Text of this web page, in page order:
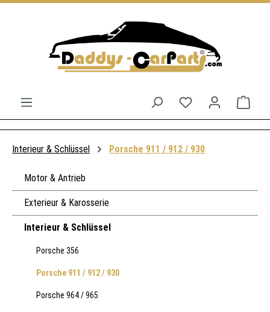
Du hast 0
Interieur & Schlüssel Porsche 911 / 912 / 930
Motor & Antrieb
Exterieur & Karosserie
Interieur & Schlüssel
Porsche 356
Porsche 911 / 912 / 930
Porsche 964 / 965